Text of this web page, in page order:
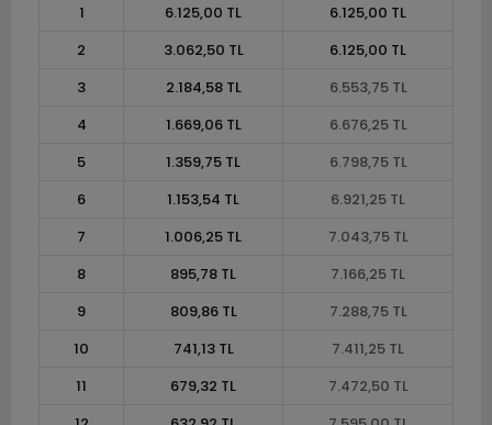
1
6.125,00 TL
6.125,00 TL
2
3.062,50 TL
6.125,00 TL
3
2.184,58 TL
6.553,75 TL
4
1.669,06 TL
6.676,25 TL
5
1.359,75 TL
6.798,75 TL
6
1.153,54 TL
6.921,25 TL
7
1.006,25 TL
7.043,75 TL
8
895,78 TL
7.166,25 TL
9
809,86 TL
7.288,75 TL
10
741,13 TL
7.411,25 TL
11
679,32 TL
7.472,50 TL